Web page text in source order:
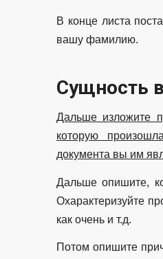
В конце листа
вашу фамилию.
Сущность
Дальше изложите
которую
документа вы им
Дальше опишите,
Охарактеризуйте
как очень и т.д.
Потом опишите